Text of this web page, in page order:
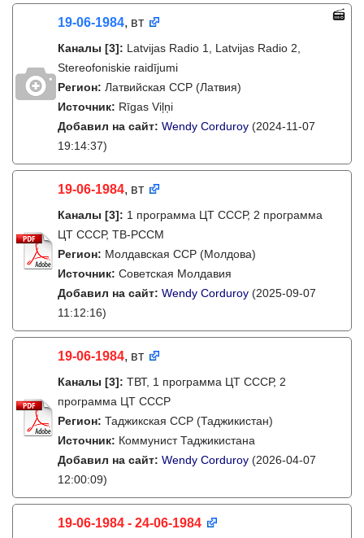
19-06-1984, вт
Каналы [3]: Latvijas Radio 1, Latvijas Radio 2,
Stereofoniskie raidījumi
Регион: Латвийская ССР (Латвия)
Источник: Rīgas Viļņi
Добавил на сайт: Wendy Corduroy (2024-11-07
19:14:37)
19-06-1984, вт
Каналы [3]: 1 программа ЦТ СССР, 2 программа
ЦТ СССР, ТВ-РССМ
Регион: Молдавская ССР (Молдова)
Источник: Советская Молдавия
Добавил на сайт: Wendy Corduroy (2025-09-07
11:12:16)
19-06-1984, вт
Каналы [3]: ТВТ, 1 программа ЦТ СССР, 2
программа ЦТ СССР
Регион: Таджикская ССР (Таджикистан)
Источник: Коммунист Таджикистана
Добавил на сайт: Wendy Corduroy (2026-04-07
12:00:09)
19-06-1984 - 24-06-1984